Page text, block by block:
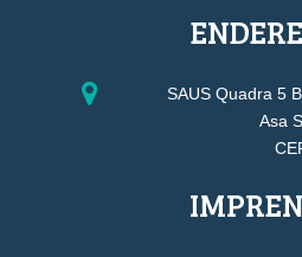
SAUS Quadra 5
Asa